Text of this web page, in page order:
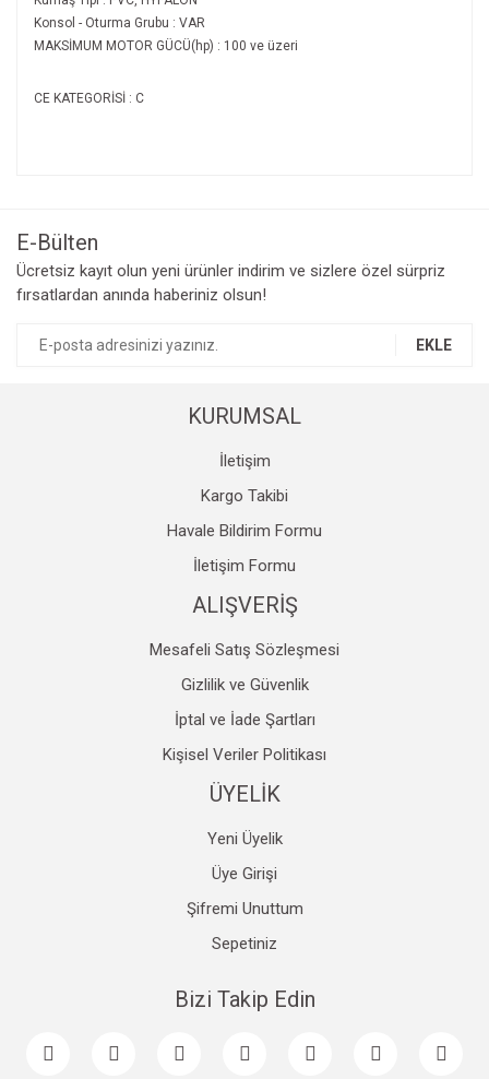
Konsol - Oturma Grubu : VAR
MAKSİMUM MOTOR GÜCÜ(hp) : 100 ve üzeri
CE KATEGORİSİ : C
Ürün resmi kalitesiz, bozuk veya görüntülenemiyor.
Ürün açıklamasında eksik bilgiler bulunuyor.
Gönder
E-Bülten
Ücretsiz kayıt olun yeni ürünler indirim ve sizlere özel sürpriz
fırsatlardan anında haberiniz olsun!
EKLE
KURUMSAL
İletişim
Kargo Takibi
Havale Bildirim Formu
İletişim Formu
ALIŞVERİŞ
Mesafeli Satış Sözleşmesi
Gizlilik ve Güvenlik
İptal ve İade Şartları
Kişisel Veriler Politikası
ÜYELİK
Yeni Üyelik
Üye Girişi
Şifremi Unuttum
Sepetiniz
Bizi Takip Edin